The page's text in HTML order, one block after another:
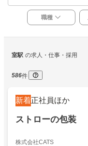
職種
室駅 の求人・仕事・採用
586件
新着正社員ほか
ストローの包装
株式会社CATS